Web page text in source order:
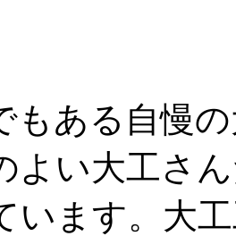
もある自慢
よい大工さ
います。大